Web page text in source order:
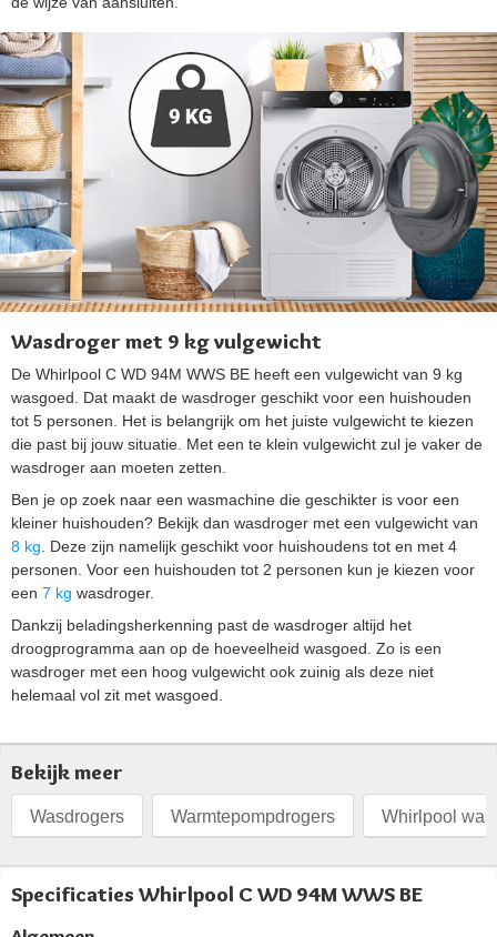
Wasdroger met 9 kg vulgewicht
De Whirlpool C WD 94M WWS BE heeft een vulgewicht van 9 kg
wasgoed. Dat maakt de wasdroger geschikt voor een huishouden
tot 5 personen. Het is belangrijk om het juiste vulgewicht te kiezen
die past bij jouw situatie. Met een te klein vulgewicht zul je vaker de
wasdroger aan moeten zetten.
Ben je op zoek naar een wasmachine die geschikter is voor een
kleiner huishouden? Bekijk dan wasdroger met een vulgewicht van
8 kg. Deze zijn namelijk geschikt voor huishoudens tot en met 4
personen. Voor een huishouden tot 2 personen kun je kiezen voor
een 7 kg wasdroger.
Dankzij beladingsherkenning past de wasdroger altijd het
droogprogramma aan op de hoeveelheid wasgoed. Zo is een
wasdroger met een hoog vulgewicht ook zuinig als deze niet
helemaal vol zit met wasgoed.
Bekijk meer
Wasdrogers Warmtepompdrogers Whirlpool
Specificaties Whirlpool C WD 94M WWS BE